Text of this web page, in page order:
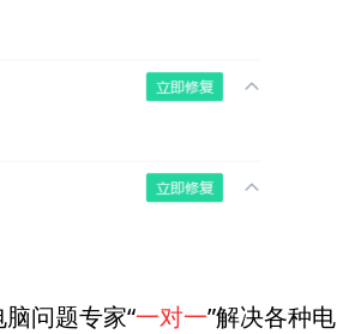
问题专家“一对一”解决各种电